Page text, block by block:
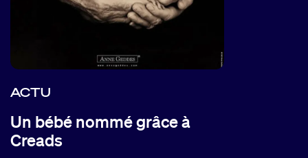
ACTU
Un bébé nommé grâce à
Creads